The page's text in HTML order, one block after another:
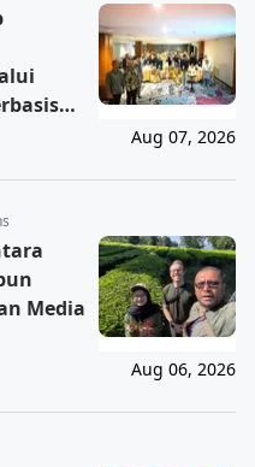
Aug 07, 2026
Media
Aug 06, 2026